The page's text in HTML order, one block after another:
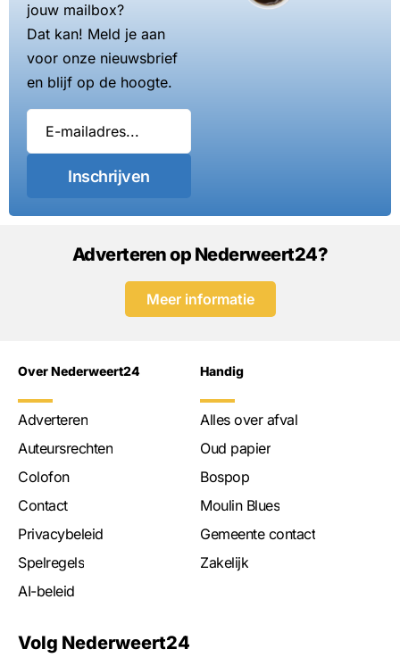
jouw mailbox?
Dat kan! Meld je aan
voor onze nieuwsbrief
en blijf op de hoogte.
Inschrijven
Adverteren op Nederweert24?
Meer informatie
Over Nederweert24
Adverteren
Auteursrechten
Colofon
Contact
Privacybeleid
Spelregels
AI-beleid
Handig
Alles over afval
Oud papier
Bospop
Moulin Blues
Gemeente contact
Zakelijk
Volg Nederweert24